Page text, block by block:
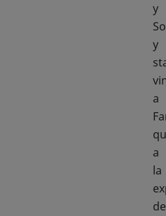
y
y
a
a
la
de